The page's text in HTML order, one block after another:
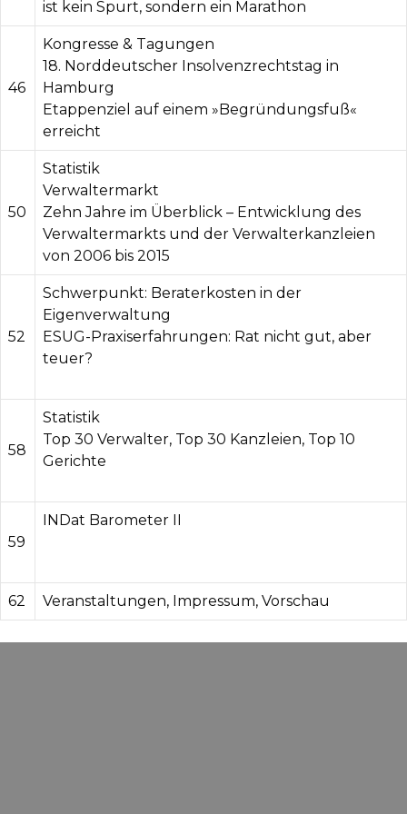
ist kein Spurt, sondern ein Marathon
46
Kongresse & Tagungen
18. Norddeutscher Insolvenzrechtstag in
Hamburg
Etappenziel auf einem »Begründungsfuß«
erreicht
50
Statistik
Verwaltermarkt
Zehn Jahre im Überblick – Entwicklung des
Verwaltermarkts und der Verwalterkanzleien
von 2006 bis 2015
52
Schwerpunkt: Beraterkosten in der
Eigenverwaltung
ESUG-Praxiserfahrungen: Rat nicht gut, aber
teuer?
58
Statistik
Top 30 Verwalter, Top 30 Kanzleien, Top 10
Gerichte
59
INDat Barometer II
62 Veranstaltungen, Impressum, Vorschau